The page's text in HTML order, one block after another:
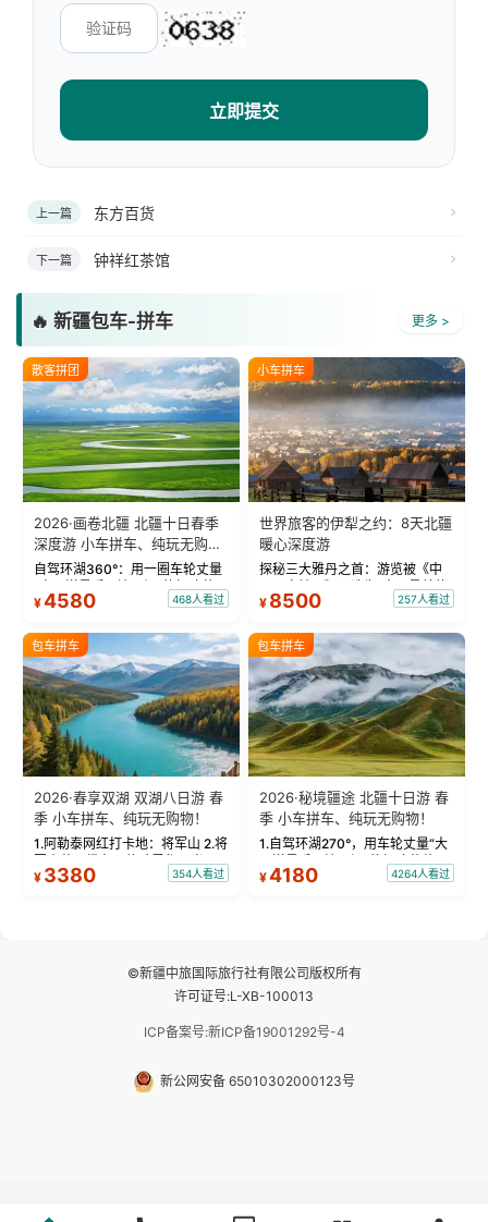
立即提交
上一篇 东方百货
下一篇 钟祥红茶馆
🔥 新疆包车-拼车 更多 >
散客拼团
2026·画卷北疆 北疆十日春季
深度游 小车拼车、纯玩无购
物！
自驾环湖360°：用一圈车轮丈量
“大西洋最后一滴眼泪”的极致蔚
蓝。 赛湖旅拍：甄选多款风格服
绝美瞬间。 赛湖坦克300跟车视
频：专业摄影师...
¥4580 468人看过
小车拼车
世界旅客的伊犁之约：8天北疆
暖心深度游
探秘三大雅丹之首：游览被《中
国国家地理》评选为“中国最美的
三大雅丹”第一名的克拉玛依魔鬼
瓦人最大村落——禾木村，欣赏
晨雾与小木...
¥ 8500 257人看过
包车拼车
2026·春享双湖 双湖八日游 春
季 小车拼车、纯玩无购物！
1.阿勒泰网红打卡地：将军山 2.将
军山落日缆车，体验雪都风光 3.
将军山，夕阳派对，蹦迪party 4.
¥ 3380 354人看过
包车拼车
2026·秘境疆途 北疆十日游 春
季 小车拼车、纯玩无购物！
1.自驾环湖270°，用车轮丈量“大
西洋最后一滴眼泪”的极致蔚蓝，
让雪山、花海与深邃湖水在转弯
¥4180 4264人看过
©新疆中旅国际旅行社有限公司版权所有
许可证号:L-XB-100013
ICP备案号:新ICP备19001292号-4
新公网安备 65010302000123号